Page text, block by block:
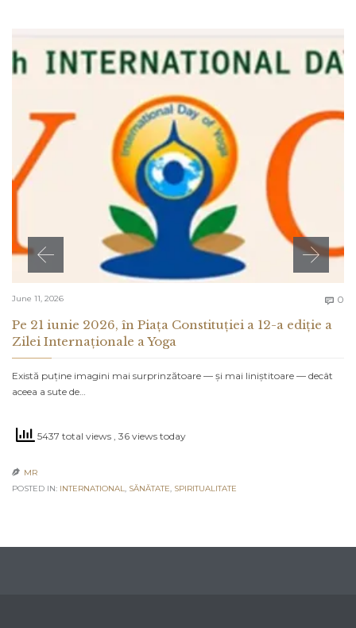
June 11, 2026  0
Pe 21 iunie 2026, în Piața Constituției a 12-a ediție a
Zilei Internaționale a Yoga
Există puține imagini mai surprinzătoare — și mai liniștitoare — decât
aceea a sute de…
5437 total views , 36 views today
 MR
POSTED IN: INTERNATIONAL, SĂNĂTATE, SPIRITUALITATE